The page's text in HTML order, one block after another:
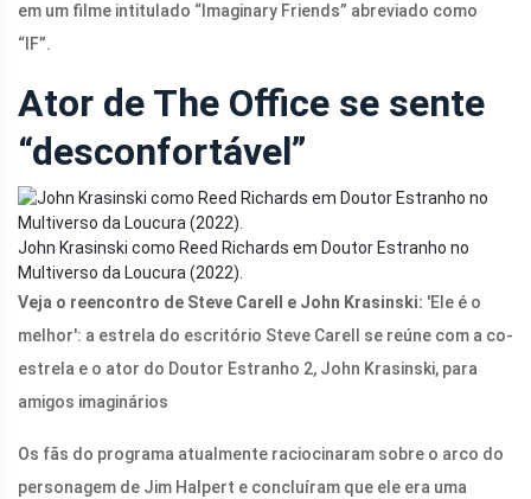
em um filme intitulado “Imaginary Friends” abreviado como
“IF”.
Ator de The Office se sente
“desconfortável”
John Krasinski como Reed Richards em Doutor Estranho no
Multiverso da Loucura (2022).
Veja o reencontro de Steve Carell e John Krasinski: 'Ele é o
melhor': a estrela do escritório Steve Carell se reúne com a co-
estrela e o ator do Doutor Estranho 2, John Krasinski, para
amigos imaginários
Os fãs do programa atualmente raciocinaram sobre o arco do
personagem de Jim Halpert e concluíram que ele era uma